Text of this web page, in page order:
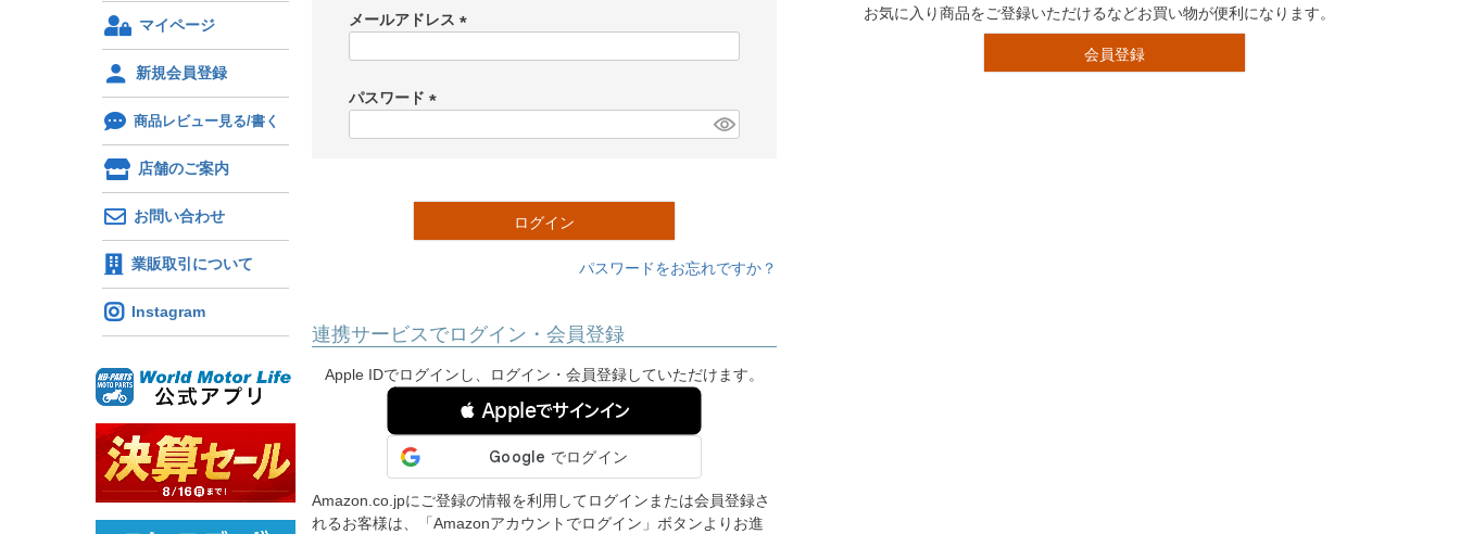
マイページ
新規会員登録
商品レビュー見る/書く
店舗のご案内
お問い合わせ
業販取引について
Instagram
メールアドレス
)
パスワード
ログイン
パスワードをお忘れですか？
連携サービスでログイン・会員登録
Apple IDでログインし、ログイン・会員登録していただけます。
 Appleでサインイン
Amazon.co.jpにご登録の情報を利用してログインまたは会員登録さ
れるお客様は、「Amazonアカウントでログイン」ボタンよりお進
お気に入り商品をご登録いただけるなどお買い物が便利になります。
会員登録